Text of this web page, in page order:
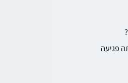
פגיעה